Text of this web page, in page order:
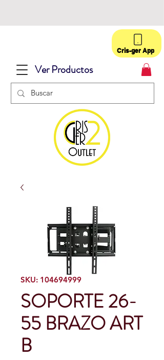
Ver Productos
Cris-ger App
SKU: 104694999
SOPORTE 26-
55 BRAZO ART
B